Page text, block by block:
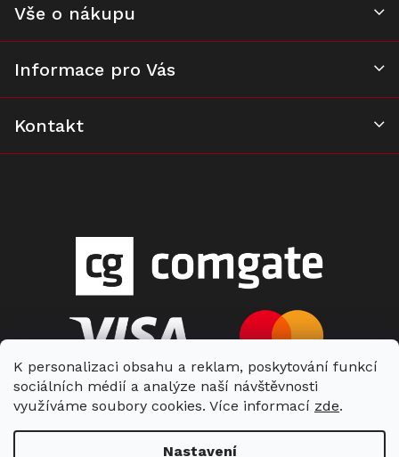
K personalizaci obsahu a reklam, poskytování funkcí
sociálních médií a analýze naší návštěvnosti
využíváme soubory cookies. Více informací zde.
Nastavení
MicroCloth
HyClean, 1 kus
Skladem
330 Kč
Do košíku
Skladem
390 Kč
Vše o nákupu
Informace pro Vás
Kontakt